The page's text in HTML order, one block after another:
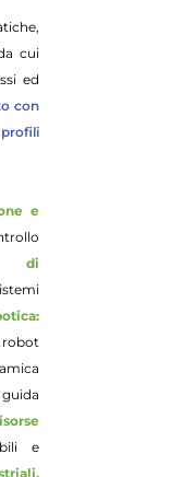
cui
ed
con
e
di
robot
e